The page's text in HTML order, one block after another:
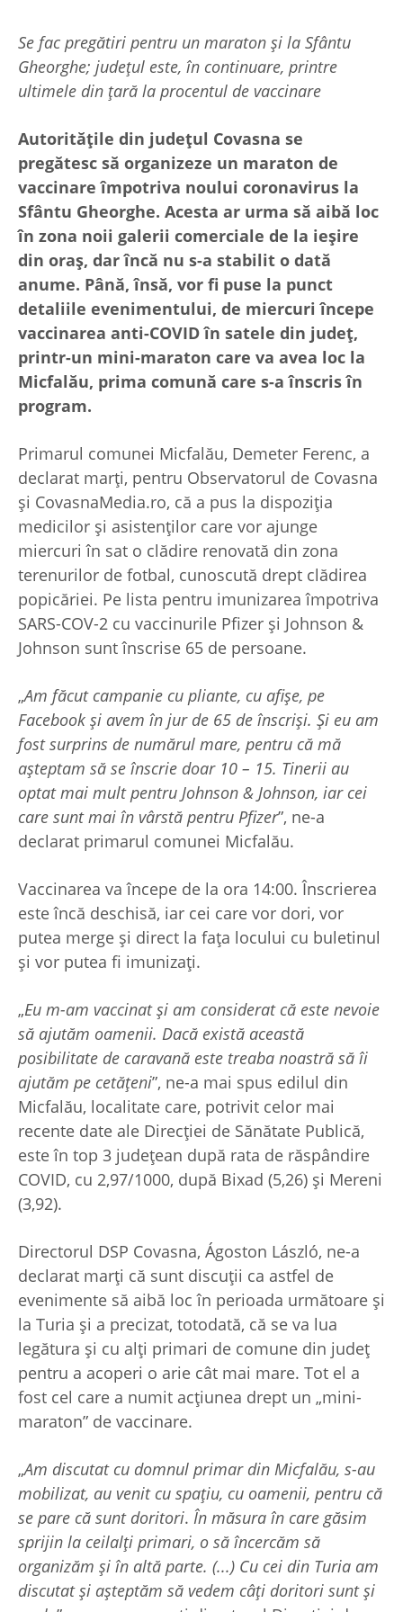
Se fac pregătiri pentru un maraton și la Sfântu
Gheorghe; județul este, în continuare, printre
ultimele din țară la procentul de vaccinare
Autoritățile din județul Covasna se
pregătesc să organizeze un maraton de
vaccinare împotriva noului coronavirus la
Sfântu Gheorghe. Acesta ar urma să aibă loc
în zona noii galerii comerciale de la ieșire
din oraș, dar încă nu s-a stabilit o dată
anume. Până, însă, vor fi puse la punct
detaliile evenimentului, de miercuri începe
vaccinarea anti-COVID în satele din județ,
printr-un mini-maraton care va avea loc la
Micfalău, prima comună care s-a înscris în
program.
Primarul comunei Micfalău, Demeter Ferenc, a
declarat marți, pentru Observatorul de Covasna
și CovasnaMedia.ro, că a pus la dispoziția
medicilor și asistenților care vor ajunge
miercuri în sat o clădire renovată din zona
terenurilor de fotbal, cunoscută drept clădirea
popicăriei. Pe lista pentru imunizarea împotriva
SARS-COV-2 cu vaccinurile Pfizer și Johnson &
Johnson sunt înscrise 65 de persoane.
„Am făcut campanie cu pliante, cu afișe, pe
Facebook și avem în jur de 65 de înscriși. Și eu am
fost surprins de numărul mare, pentru că mă
așteptam să se înscrie doar 10 – 15. Tinerii au
optat mai mult pentru Johnson & Johnson, iar cei
care sunt mai în vârstă pentru Pfizer”, ne-a
declarat primarul comunei Micfalău.
Vaccinarea va începe de la ora 14:00. Înscrierea
este încă deschisă, iar cei care vor dori, vor
putea merge și direct la fața locului cu buletinul
și vor putea fi imunizați.
„Eu m-am vaccinat și am considerat că este nevoie
să ajutăm oamenii. Dacă există această
posibilitate de caravană este treaba noastră să îi
ajutăm pe cetățeni”, ne-a mai spus edilul din
Micfalău, localitate care, potrivit celor mai
recente date ale Direcției de Sănătate Publică,
este în top 3 județean după rata de răspândire
COVID, cu 2,97/1000, după Bixad (5,26) și Mereni
(3,92).
Directorul DSP Covasna, Ágoston László, ne-a
declarat marți că sunt discuții ca astfel de
evenimente să aibă loc în perioada următoare și
la Turia și a precizat, totodată, că se va lua
legătura și cu alți primari de comune din județ
pentru a acoperi o arie cât mai mare. Tot el a
fost cel care a numit acțiunea drept un „mini-
maraton” de vaccinare.
„Am discutat cu domnul primar din Micfalău, s-au
mobilizat, au venit cu spațiu, cu oamenii, pentru că
se pare că sunt doritori. În măsura în care găsim
sprijin la ceilalți primari, o să încercăm să
organizăm și în altă parte. (...) Cu cei din Turia am
discutat și așteptăm să vedem câți doritori sunt și